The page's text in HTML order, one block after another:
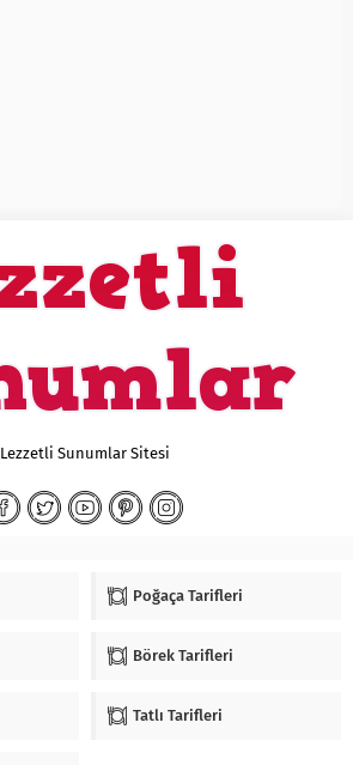
Lezzetli Sunumlar Sitesi
Poğaça Tarifleri
Börek Tarifleri
Tatlı Tarifleri